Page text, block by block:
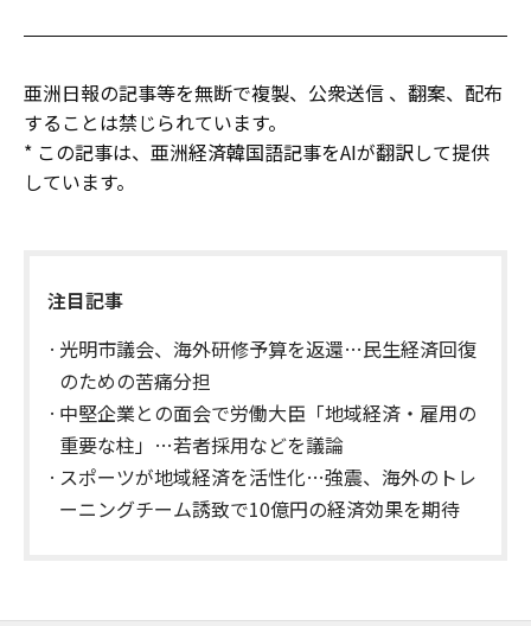
亜洲日報の記事等を無断で複製、公衆送信 、翻案、配布
することは禁じられています。
* この記事は、亜洲経済韓国語記事をAIが翻訳して提供
しています。
注目記事
光明市議会、海外研修予算を返還…民生経済回復
のための苦痛分担
中堅企業との面会で労働大臣「地域経済・雇用の
重要な柱」…若者採用などを議論
スポーツが地域経済を活性化…強震、海外のトレ
ーニングチーム誘致で10億円の経済効果を期待